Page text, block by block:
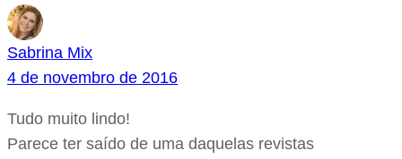
Sabrina Mix
4 de novembro de 2016
Tudo muito lindo!
Parece ter saído de uma daquelas revistas